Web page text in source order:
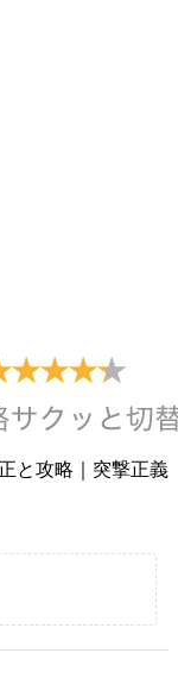
と攻略｜突撃正義